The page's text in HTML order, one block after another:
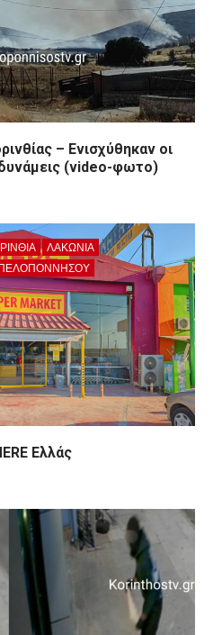
– Ενισχύθηκαν οι
δυνάμεις (video-φωτο)
ΛΑΚΩΝΙΑ
ΠΕΛΟΠΟΝΝΉΣΟΥ
Ελλάς